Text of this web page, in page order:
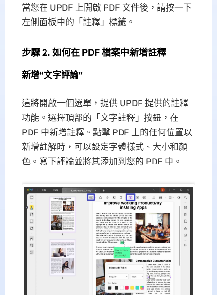
當您在 UPDF 上開啟 PDF 文件後，請按一下
左側面板中的「註釋」標籤。
步驟 2. 如何在 PDF 檔案中新增註釋
新增“文字評論”
這將開啟一個選單，提供 UPDF 提供的註釋
功能。選擇頂部的「文字註釋」按鈕，在
PDF 中新增註釋。點擊 PDF 上的任何位置以
新增註解時，可以設定字體樣式、大小和顏
色。寫下評論並將其添加到您的 PDF 中。